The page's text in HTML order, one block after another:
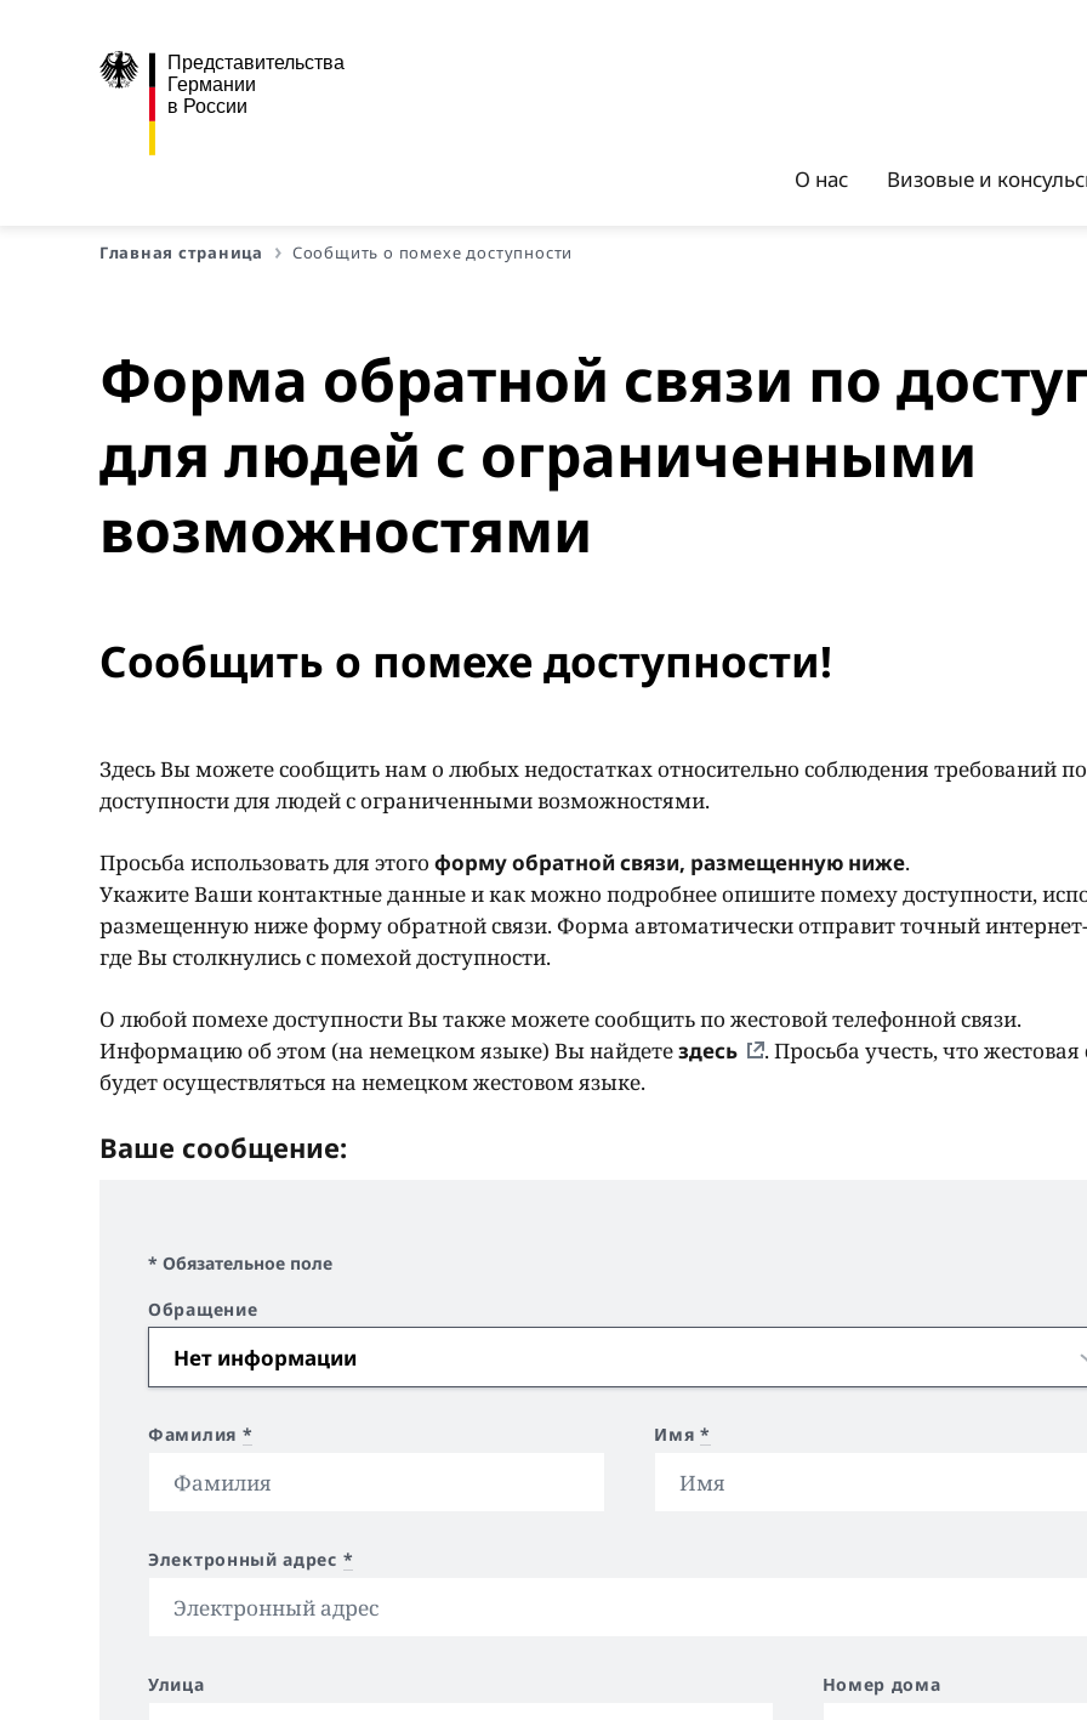
Представительства
Германии
в России
О нас Визовые и
Главная страница Сообщить о помехе доступности
Форма обратной связи по
для людей с ограниченными
возможностями
Сообщить о помехе доступности!
Здесь Вы можете сообщить нам о любых недостатках относительно соблюдения требований по
доступности для людей с ограниченными возможностями.
Просьба использовать для этого форму обратной связи, размещенную ниже.
Укажите Ваши контактные данные и как можно подробнее опишите помеху доступности,
размещенную ниже форму обратной связи. Форма автоматически отправит точный
где Вы столкнулись с помехой доступности.
О любой помехе доступности Вы также можете сообщить по жестовой телефонной связи.
Информацию об этом (на немецком языке) Вы найдетездесь
. Просьба учесть, что жестовая
будет осуществляться на немецком жестовом языке.
Ваше сообщение:
* Обязательное поле
Обращение
Фамилия * Имя*
Электронный адрес *
Улица Номер дома